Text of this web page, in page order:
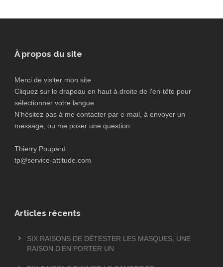
À propos du site
Merci de visiter mon site
Cliquez sur le drapeau en haut à droite de l'en-tête pour
sélectionner votre langue
N'hésitez pas à me contacter par e-mail, à envoyer un
message, ou me poser une question
Thierry Poupard
tp@service-attitude.com
Articles récents
SIX RAISONS DE DÉTESTER LES MASQUES, UNE
RAISON D’EN PORTER UN